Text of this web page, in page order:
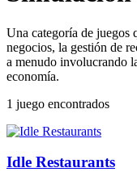
Una categoría de juegos
negocios, la gestión de
a menudo involucrando
economía.
1 juego encontrados
Idle Restaurants